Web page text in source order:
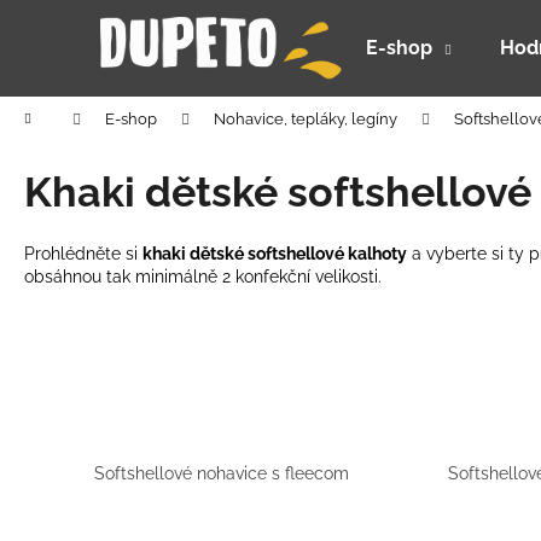
E-shop
Domov E-shop Nohavice, tepláky, legíny
Khaki dětské
Prohlédněte si khaki dětské softshellové kalhoty a vyberte si ty
obsáhnou tak minimálně 2 konfekční velikosti.
Softshellové nohavice s fleecom
í
Späť
do
Späť
do